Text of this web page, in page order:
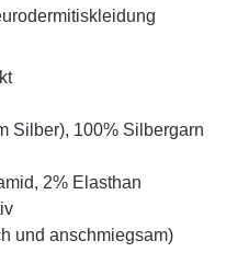
Silber), 100% Silbergarn
2% Elasthan
und anschmiegsam)